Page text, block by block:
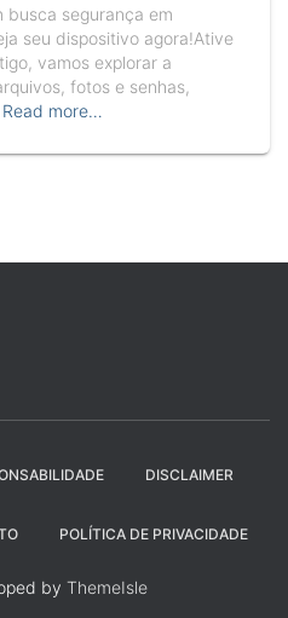
busca segurança em
seu dispositivo agora!Ative
vamos explorar a
fotos e senhas,
Read more…
DISCLAIMER
POLÍTICA DE PRIVACIDADE
by ThemeIsle